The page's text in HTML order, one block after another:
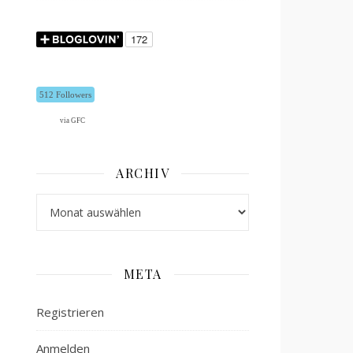
512 Followers
via GFC
ARCHIV
META
Registrieren
Anmelden